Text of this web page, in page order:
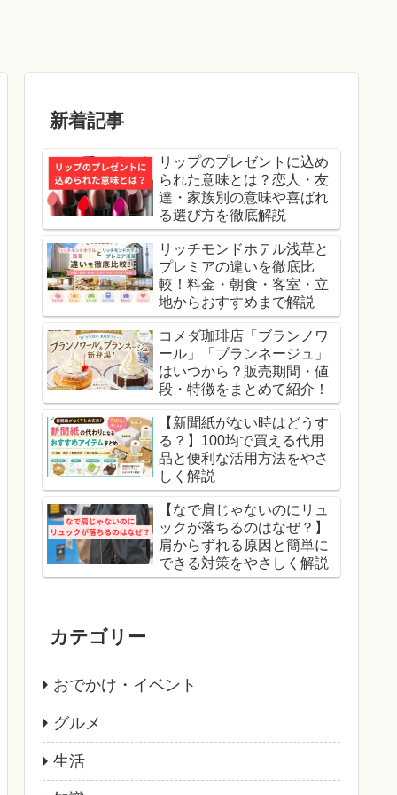
新着記事
リップのプレゼントに込め
られた意味とは？恋人・友
達・家族別の意味や喜ばれ
る選び方を徹底解説
リッチモンドホテル浅草と
プレミアの違いを徹底比
較！料金・朝食・客室・立
地からおすすめまで解説
コメダ珈琲店「ブランノワ
ール」「ブランネージュ」
はいつから？販売期間・値
段・特徴をまとめて紹介！
【新聞紙がない時はどうす
る？】100均で買える代用
品と便利な活用方法をやさ
しく解説
【なで肩じゃないのにリュ
ックが落ちるのはなぜ？】
肩からずれる原因と簡単に
できる対策をやさしく解説
カテゴリー
おでかけ・イベント
グルメ
生活